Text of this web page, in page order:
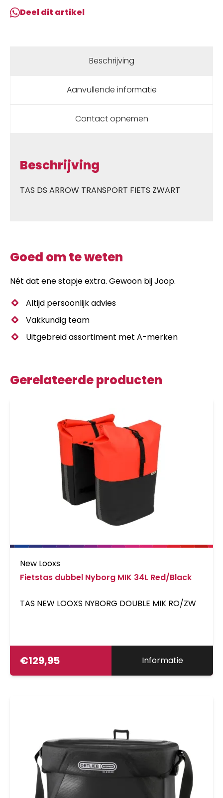
ARROW
TRANSPORT
Deel dit artikel
Beschrijving
Aanvullende informatie
Contact opnemen
Beschrijving
TAS DS ARROW TRANSPORT FIETS ZWART
Goed om te weten
Nét dat ene stapje extra. Gewoon bij Joop.
Altijd persoonlijk advies
Vakkundig team
Uitgebreid assortiment met A-merken
Gerelateerde producten
New Looxs
Fietstas dubbel Nyborg MIK 34L Red/Black
TAS NEW LOOXS NYBORG DOUBLE MIK RO/ZW
€129,95 Informatie